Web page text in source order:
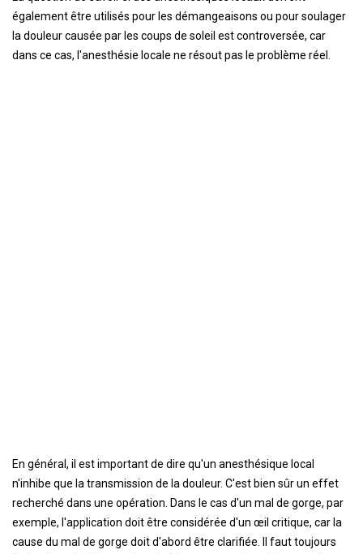
également être utilisés pour les démangeaisons ou pour soulager
la douleur causée par les coups de soleil est controversée, car
dans ce cas, l'anesthésie locale ne résout pas le problème réel.
En général, il est important de dire qu'un anesthésique local
n'inhibe que la transmission de la douleur. C'est bien sûr un effet
recherché dans une opération. Dans le cas d'un mal de gorge, par
exemple, l'application doit être considérée d'un œil critique, car la
cause du mal de gorge doit d'abord être clarifiée. Il faut toujours